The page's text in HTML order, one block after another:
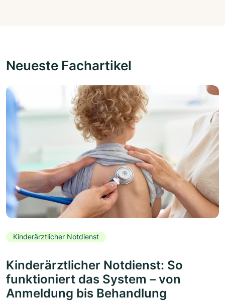
Neueste Fachartikel
Kinderärztlicher Notdienst
Kinderärztlicher Notdienst: So
funktioniert das System – von
Anmeldung bis Behandlung